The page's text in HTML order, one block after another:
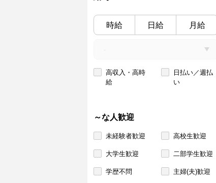
時給 日給 月給
高収入・高時
給
日払い／週払
い
～な人歓迎
未経験者歓迎 高校生歓迎
大学生歓迎 二部学生歓迎
学歴不問 主婦(夫)歓迎